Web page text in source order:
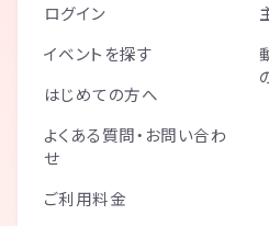
ログイン
イベントを探す
はじめての方へ
よくある質問・お問い合わ
せ
ご利用料金